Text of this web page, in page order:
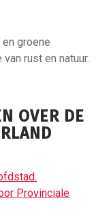
groene
rust en natuur.
OVER DE
Provinciale